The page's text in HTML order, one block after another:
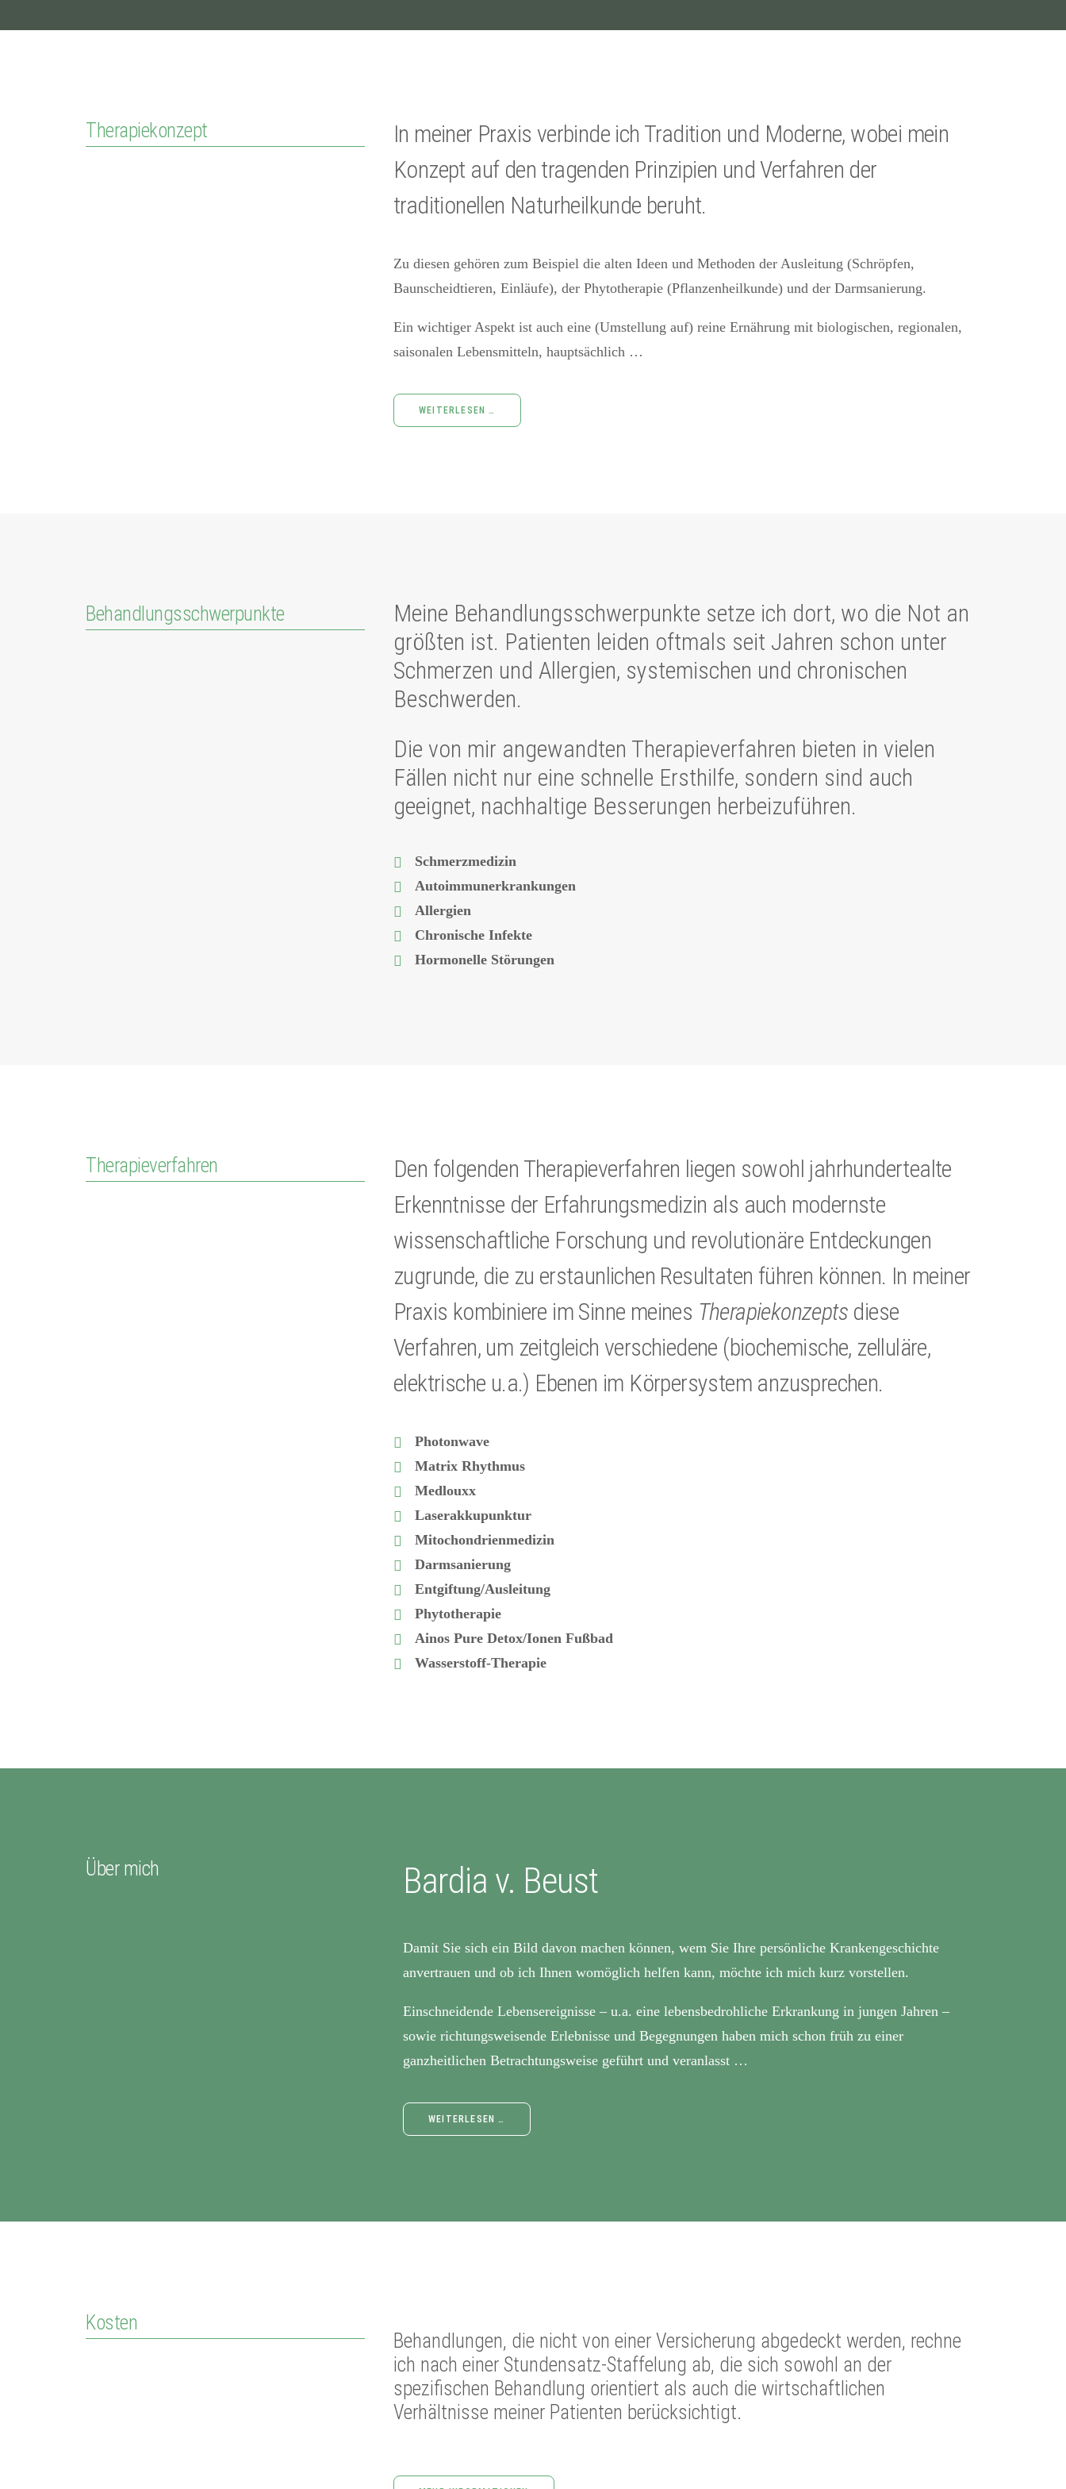
Therapiekonzept
In meiner Praxis verbinde ich Tradition und Moderne, wobei mein
Konzept auf den tragenden Prinzipien und Verfahren der
traditionellen Naturheilkunde beruht.
Zu diesen gehören zum Beispiel die alten Ideen und Methoden der Ausleitung (Schröpfen,
Baunscheidtieren, Einläufe), der Phytotherapie (Pflanzenheilkunde) und der Darmsanierung.
Ein wichtiger Aspekt ist auch eine (Umstellung auf) reine Ernährung mit biologischen, regionalen,
saisonalen Lebensmitteln, hauptsächlich …
WEITERLESEN …
Behandlungsschwerpunkte
Meine Behandlungsschwerpunkte setze ich dort, wo die Not an
größten ist. Patienten leiden oftmals seit Jahren schon unter
Schmerzen und Allergien, systemischen und chronischen
Beschwerden.
Die von mir angewandten Therapieverfahren bieten in vielen
Fällen nicht nur eine schnelle Ersthilfe, sondern sind auch
geeignet, nachhaltige Besserungen herbeizuführen.
Schmerzmedizin
Autoimmunerkrankungen
Allergien
Chronische Infekte
Hormonelle Störungen
Therapieverfahren
Den folgenden Therapieverfahren liegen sowohl jahrhundertealte
Erkenntnisse der Erfahrungsmedizin als auch modernste
wissenschaftliche Forschung und revolutionäre Entdeckungen
zugrunde, die zu erstaunlichen Resultaten führen können. In meiner
Praxis kombiniere im Sinne meines Therapiekonzepts diese
Verfahren, um zeitgleich verschiedene (biochemische, zelluläre,
elektrische u.a.) Ebenen im Körpersystem anzusprechen.
Photonwave
Matrix Rhythmus
Medlouxx
Laserakkupunktur
Mitochondrienmedizin
Darmsanierung
Entgiftung/Ausleitung
Phytotherapie
Ainos Pure Detox/Ionen Fußbad
Wasserstoff-Therapie
Über mich Bardia v. Beust
Damit Sie sich ein Bild davon machen können, wem Sie Ihre persönliche Krankengeschichte
anvertrauen und ob ich Ihnen womöglich helfen kann, möchte ich mich kurz vorstellen.
Einschneidende Lebensereignisse – u.a. eine lebensbedrohliche Erkrankung in jungen Jahren –
sowie richtungsweisende Erlebnisse und Begegnungen haben mich schon früh zu einer
ganzheitlichen Betrachtungsweise geführt und veranlasst …
WEITERLESEN …
Kosten
Behandlungen, die nicht von einer Versicherung abgedeckt werden, rechne
ich nach einer Stundensatz-Staffelung ab, die sich sowohl an der
spezifischen Behandlung orientiert als auch die wirtschaftlichen
Verhältnisse meiner Patienten berücksichtigt.